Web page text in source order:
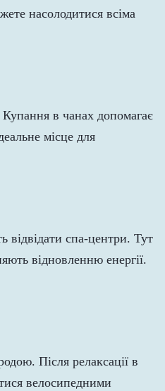
насолодитися всіма
в чанах допомагає
місце для
спа-центри. Тут
відновленню енергії.
Після релаксації в
велосипедними